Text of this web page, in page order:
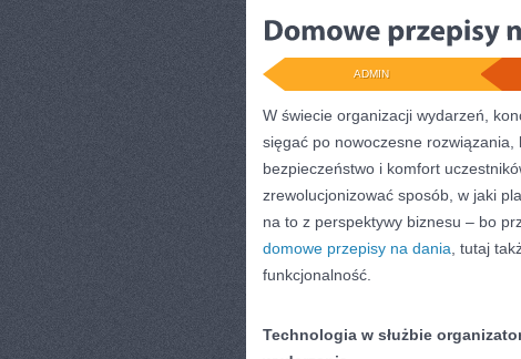
ADMIN
W świecie organizacji wydarzeń,
sięgać po nowoczesne rozwiązania,
bezpieczeństwo i komfort
zrewolucjonizować sposób, w jaki
na to z perspektywy biznesu – bo
domowe przepisy na dania , tutaj
funkcjonalność.
Technologia w służbie